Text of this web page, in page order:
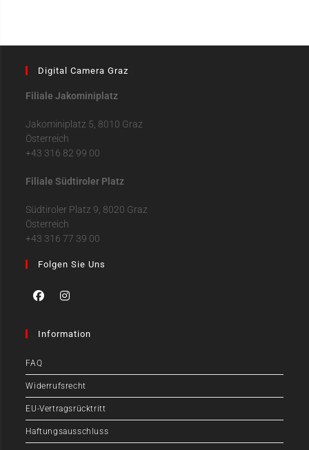
Digital Camera Graz
Filiale Jakominiplatz
Jakominiplatz 5, 8010 Graz
Österreich
+43 316 82 99 00
Filiale Südtiroler Platz
Südtiroler Platz 9, 8020 Graz
Österreich
+43 316 77 39 00
Folgen Sie Uns
Information
FAQ
Widerrufsrecht
EU-Vertragsrücktritt
Haftungsausschluss